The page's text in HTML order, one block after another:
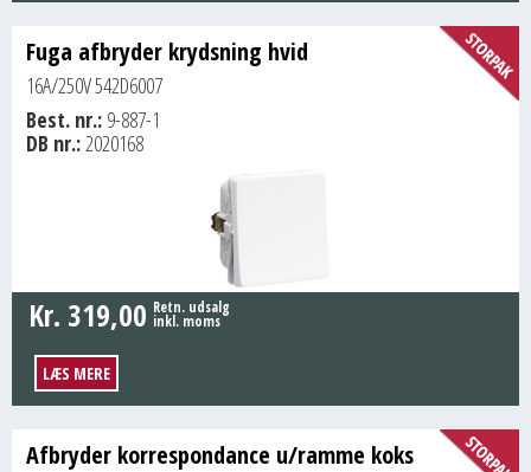
Fuga afbryder krydsning hvid
16A/250V 542D6007
Best. nr.: 9-887-1
DB nr.:2020168
Kr. 319,00 Retn. udsalg
inkl. moms
LÆS MERE
Afbryder korrespondance u/ramme koks